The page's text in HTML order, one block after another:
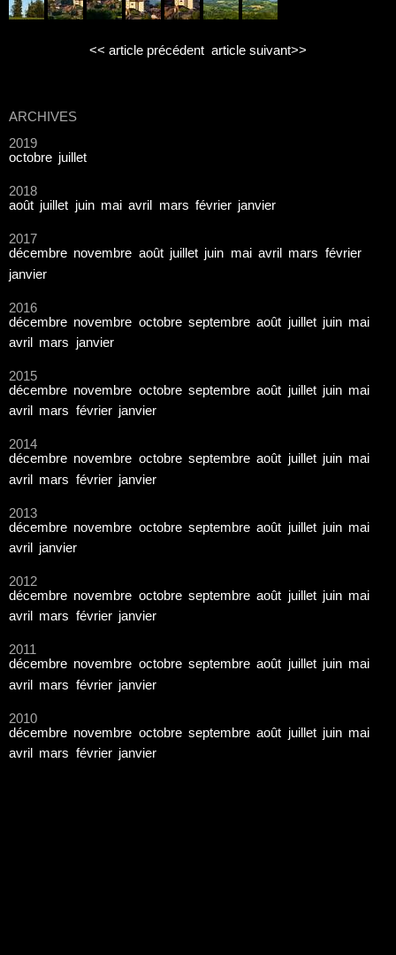
<< article précédent article suivant>>
ARCHIVES
2019
octobre juillet
2018
août juillet juin mai avril mars février janvier
2017
décembre novembre août juillet juin mai avril mars février
janvier
2016
décembre novembre octobre septembre août juillet juin mai
avril
mars janvier
2015
décembre novembre octobre septembre août juillet juin mai
avril
mars février janvier
2014
décembre novembre octobre septembre août juillet juin mai
avril
mars février janvier
2013
décembre novembre octobre septembre août juillet juin mai
avril
janvier
2012
décembre novembre octobre septembre août juillet juin mai
avril
mars février janvier
2011
décembre novembre octobre septembre août juillet juin mai
avril
mars février janvier
2010
décembre novembre octobre septembre août juillet juin mai
avril
mars février janvier